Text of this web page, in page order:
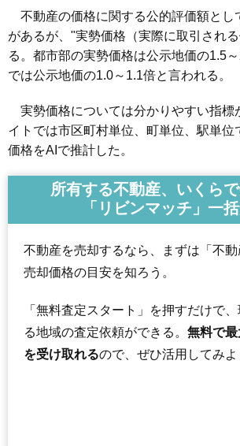
不動産の価格に関する公的評価額とし
があるが、"実勢価格（実際に取引され
る。都市部の実勢価格は公示地価の1.5
では公示地価の1.0～1.1倍と言われる。
実勢価格については分かりやすい指標
イトでは市区町村単位、町単位、駅単位
価格をAIで推計した。
所有する不動産、いくら
「リビンマッチ」一
不動産を売却するなら、まずは「不
売却価格の目安を知ろう。
「無料査定スタート」を押すだけで
る地域の査定依頼ができる。 無料で
を受け取れるので、ぜひ活用してみよ